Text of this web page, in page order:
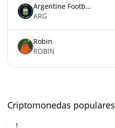
Argentine Football Association Fan Token
ARG
Robin
ROBIN
Criptomonedas populares
1